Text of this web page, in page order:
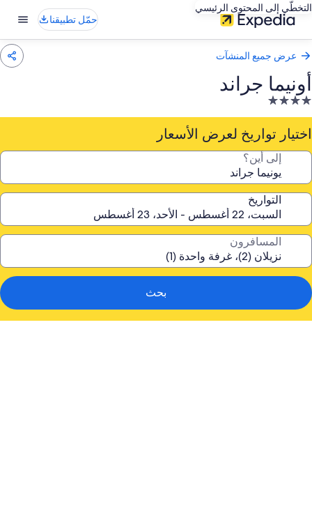
التخطّي إلى المحتوى الرئيسي
حمّل تطبيقنا
عرض جميع المنشآت
أونيما جراند
منشأة
فندقية
مصنفة
4.0
اختيار تواريخ لعرض الأسعار
إلى أين؟
التواريخ
المسافرون
بحث